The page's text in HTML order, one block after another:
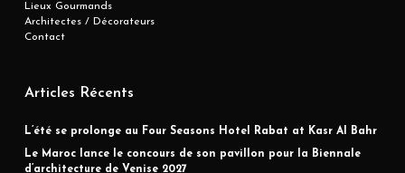
Lieux Gourmands
Architectes / Décorateurs
Contact
Articles Récents
L’été se prolonge au Four Seasons Hotel Rabat at Kasr Al Bahr
Le Maroc lance le concours de son pavillon pour la Biennale
d’architecture de Venise 2027